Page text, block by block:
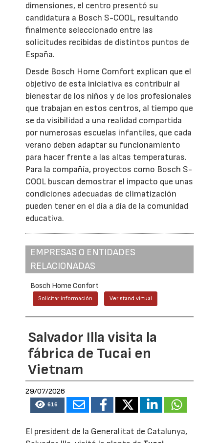
dimensiones, el centro presentó su
candidatura a Bosch S-COOL, resultando
finalmente seleccionado entre las
solicitudes recibidas de distintos puntos de
España.
Desde Bosch Home Comfort explican que el
objetivo de esta iniciativa es contribuir al
bienestar de los niños y de los profesionales
que trabajan en estos centros, al tiempo que
se da visibilidad a una realidad compartida
por numerosas escuelas infantiles, que cada
verano deben adaptar su funcionamiento
para hacer frente a las altas temperaturas.
Para la compañía, proyectos como Bosch S-
COOL buscan demostrar el impacto que unas
condiciones adecuadas de climatización
pueden tener en el día a día de la comunidad
educativa.
EMPRESAS O ENTIDADES
RELACIONADAS
Bosch Home Confort
Solicitar información Ver stand virtual
Salvador Illa visita la
fábrica de Tucai en
Vietnam
29/07/2026
616
El president de la Generalitat de Catalunya,